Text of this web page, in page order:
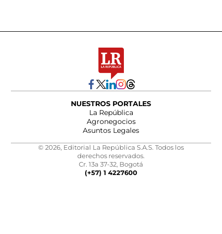
NUESTROS PORTALES
La República
Agronegocios
Asuntos Legales
© 2026, Editorial La República S.A.S. Todos los
derechos reservados.
Cr. 13a 37-32, Bogotá
(+57) 1 4227600